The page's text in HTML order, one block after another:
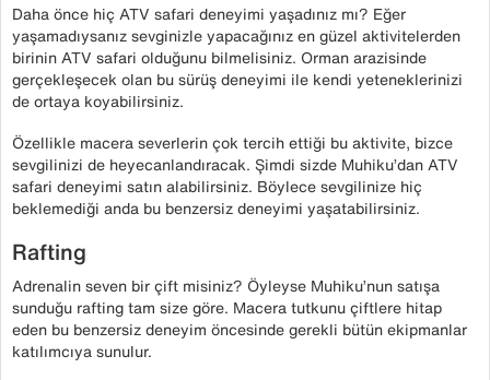
Daha önce hiç ATV safari deneyimi yaşadınız mı? Eğer
yaşamadıysanız sevginizle yapacağınız en güzel aktivitelerden
birinin ATV safari olduğunu bilmelisiniz. Orman arazisinde
gerçekleşecek olan bu sürüş deneyimi ile kendi yeteneklerinizi
de ortaya koyabilirsiniz.
Özellikle macera severlerin çok tercih ettiği bu aktivite, bizce
sevgilinizi de heyecanlandıracak. Şimdi sizde Muhiku’dan ATV
safari deneyimi satın alabilirsiniz. Böylece sevgilinize hiç
beklemediği anda bu benzersiz deneyimi yaşatabilirsiniz.
Rafting
Adrenalin seven bir çift misiniz? Öyleyse Muhiku’nun satışa
sunduğu rafting tam size göre. Macera tutkunu çiftlere hitap
eden bu benzersiz deneyim öncesinde gerekli bütün ekipmanlar
katılımcıya sunulur.